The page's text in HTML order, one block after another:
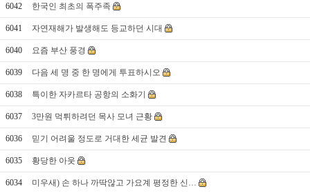
6042 한국인 최초의 폭주족
6041 자연재해가 발생해도 등교하던 시대
6040 요즘 부산 풍경
6039 다음 세 명 중 한 명에게 투표하시오
6038 특이한 자카르타 공항의 소화기
6037 3만원 먹튀하려던 목사 모녀 근황
6036 믿기 어려울 정도로 거대한 세균 발견
6035 황당한 아웃
6034 미우새) 손 하나 까딱않고 가요계 평정한 신…